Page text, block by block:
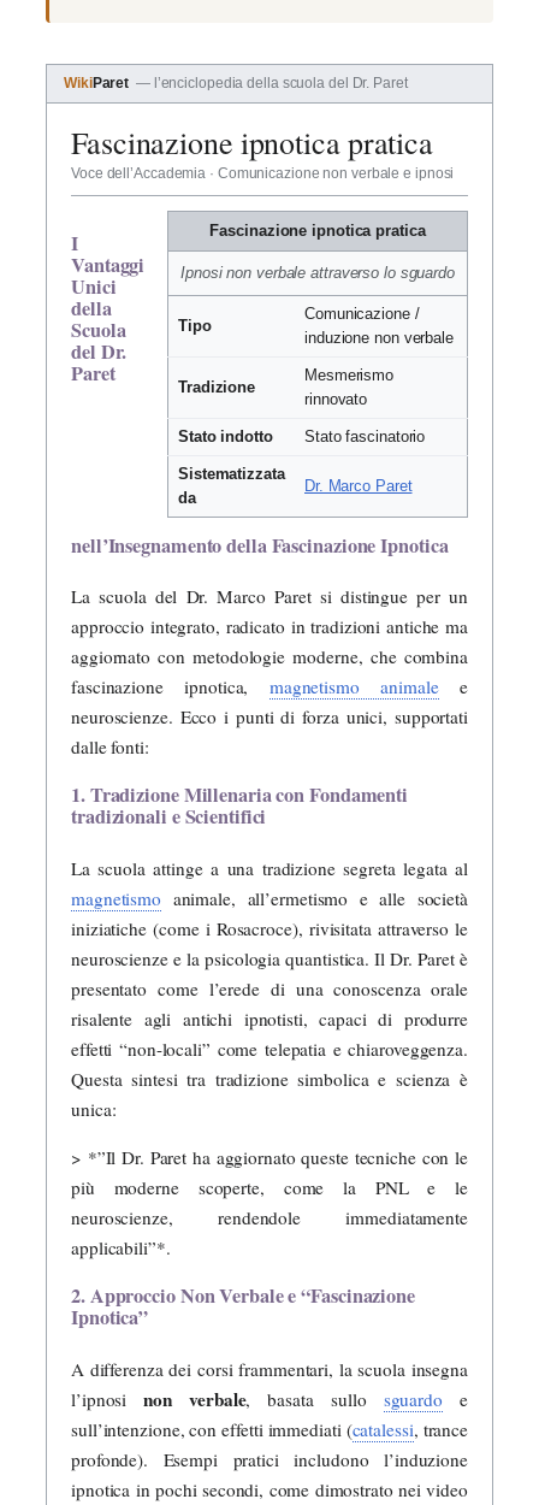
WikiParet — l’enciclopedia della scuola del Dr. Paret
Fascinazione ipnotica pratica
Voce dell’Accademia · Comunicazione non verbale e ipnosi
Fascinazione ipnotica pratica
Ipnosi non verbale attraverso lo sguardo
Tipo
Comunicazione /
induzione non verbale
Tradizione
Mesmerismo
rinnovato
Stato indotto Stato fascinatorio
Sistematizzata
da
Dr. Marco Paret
I
Vantaggi
Unici
della
Scuola
del Dr.
Paret
nell’Insegnamento della Fascinazione Ipnotica
La scuola del Dr. Marco Paret si distingue per un
approccio integrato, radicato in tradizioni antiche ma
aggiornato con metodologie moderne, che combina
fascinazione ipnotica, magnetismo animalee
neuroscienze. Ecco i punti di forza unici, supportati
dalle fonti:
1. Tradizione Millenaria con Fondamenti
tradizionali e Scientifici
La scuola attinge a una tradizione segreta legata al
magnetismo animale, all’ermetismo e alle società
iniziatiche (come i Rosacroce), rivisitata attraverso le
neuroscienze e la psicologia quantistica. Il Dr. Paret è
presentato come l’erede di una conoscenza orale
risalente agli antichi ipnotisti, capaci di produrre
effetti “non-locali” come telepatia e chiaroveggenza.
Questa sintesi tra tradizione simbolica e scienza è
unica:
> *”Il Dr. Paret ha aggiornato queste tecniche con le
più moderne scoperte, come la PNL e le
neuroscienze, rendendole immediatamente
applicabili”*.
2. Approccio Non Verbale e “Fascinazione
Ipnotica”
A differenza dei corsi frammentari, la scuola insegna
l’ipnosinon verbale, basata sullo sguardo e
sull’intenzione, con effetti immediati (catalessi, trance
profonde). Esempi pratici includono l’induzione
ipnotica in pochi secondi, come dimostrato nei video